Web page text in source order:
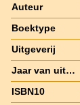
Auteur
Boektype
Uitgeverij
Jaar van uitgave
ISBN10